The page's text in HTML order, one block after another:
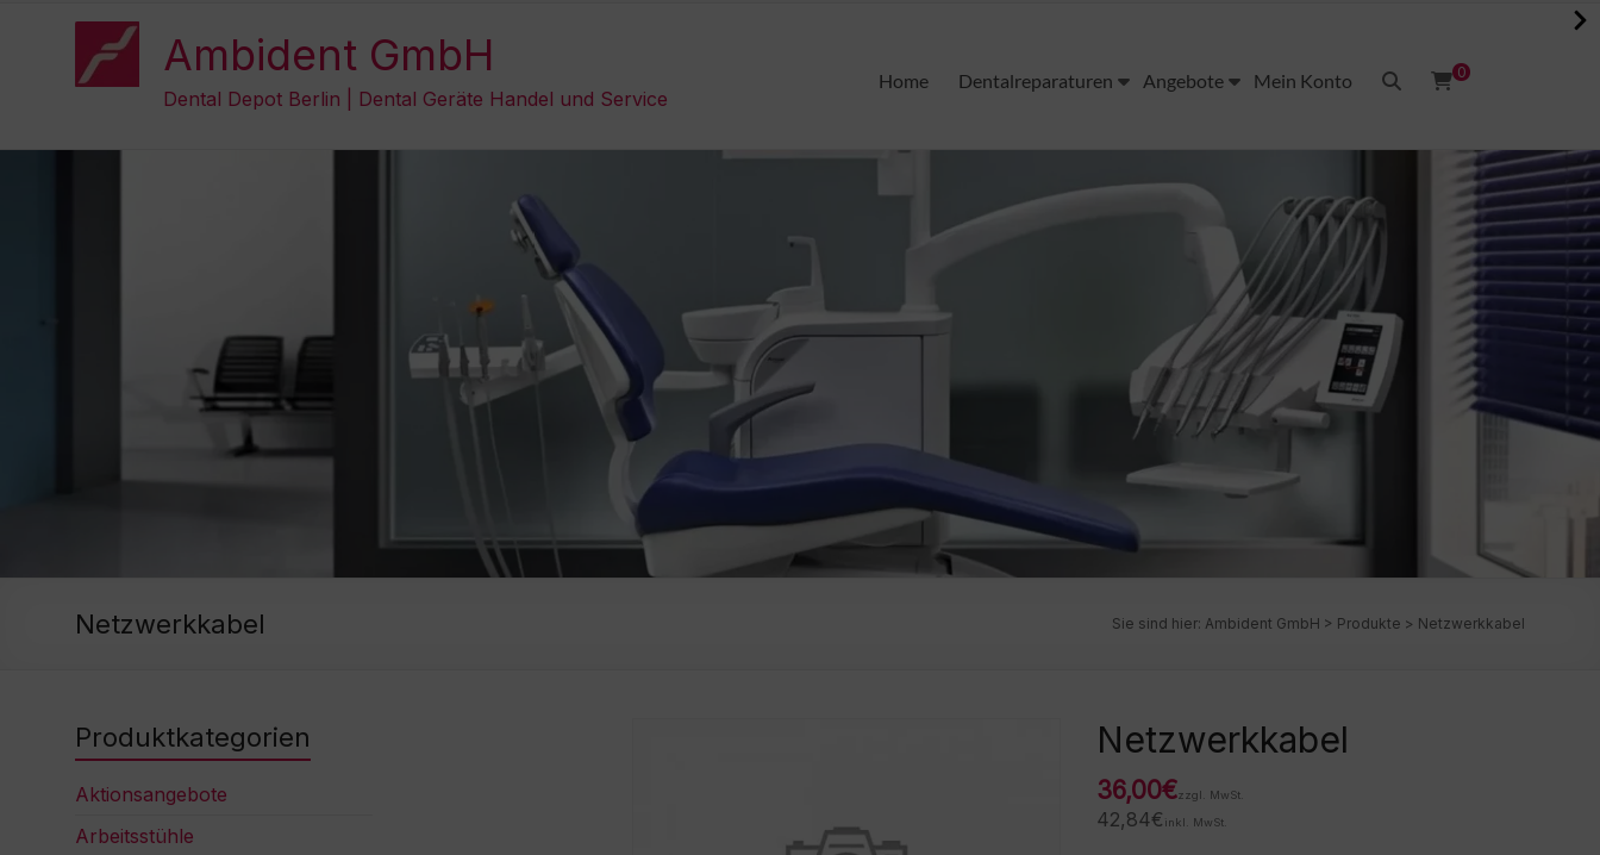
Ambident GmbH
Dental Depot Berlin | Dental Geräte Handel und Service
0
Home Dentalreparaturen Angebote Mein Konto
Netzwerkkabel Sie sind hier: Ambident GmbH > Produkte > Netzwerkkabel
Netzwerkkabel
36,00€zzgl. MwSt.
42,84€ inkl. MwSt.
Produktkategorien
Aktionsangebote
Arbeitsstühle